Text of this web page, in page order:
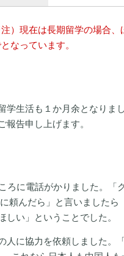
）現在は長期留学の場合、
なっています。
生活も１か月余となりまし
報告申し上げます。
ろに電話がかりました。「
頼んだら」と言いました
い」ということでした。
人に協力を依頼しました。